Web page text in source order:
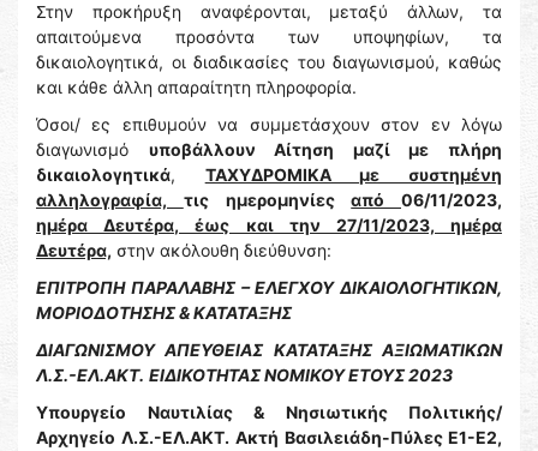
Στην προκήρυξη αναφέρονται, μεταξύ άλλων, τα
απαιτούμενα προσόντα των υποψηφίων, τα
δικαιολογητικά, οι διαδικασίες του διαγωνισμού, καθώς
και κάθε άλλη απαραίτητη πληροφορία.
Όσοι/ ες επιθυμούν να συμμετάσχουν στον εν λόγω
διαγωνισμό υποβάλλουν Αίτηση μαζί με πλήρη
δικαιολογητικά, ΤΑΧΥΔΡΟΜΙΚΑ με συστημένη
αλληλογραφία, τις ημερομηνίεςαπό 06/11/2023,
ημέρα Δευτέρα, έως και την 27/11/2023, ημέρα
Δευτέρα, στην ακόλουθη διεύθυνση:
ΕΠΙΤΡΟΠΗ ΠΑΡΑΛΑΒΗΣ – ΕΛΕΓΧΟΥ ΔΙΚΑΙΟΛΟΓΗΤΙΚΩΝ,
ΜΟΡΙΟΔΟΤΗΣΗΣ & ΚΑΤΑΤΑΞΗΣ
ΔΙΑΓΩΝΙΣΜΟΥ ΑΠΕΥΘΕΙΑΣ ΚΑΤΑΤΑΞΗΣ ΑΞΙΩΜΑΤΙΚΩΝ
Λ.Σ.-ΕΛ.ΑΚΤ. ΕΙΔΙΚΟΤΗΤΑΣ ΝΟΜΙΚΟΥ ΕΤΟΥΣ 2023
Υπουργείο Ναυτιλίας & Νησιωτικής Πολιτικής/
Αρχηγείο Λ.Σ.-ΕΛ.ΑΚΤ. Ακτή Βασιλειάδη-Πύλες Ε1-Ε2,